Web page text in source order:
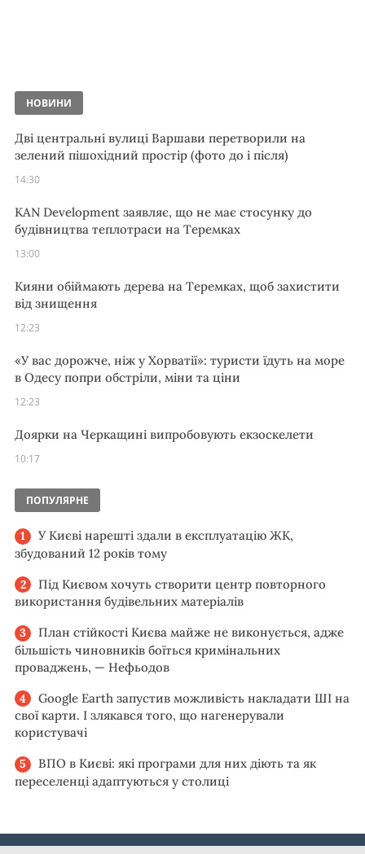
НОВИНИ
Дві центральні вулиці Варшави перетворили на
зелений пішохідний простір (фото до і після)
14:30
KAN Development заявляє, що не має стосунку до
будівництва теплотраси на Теремках
13:00
Кияни обіймають дерева на Теремках, щоб захистити
від знищення
12:23
«У вас дорожче, ніж у Хорватії»: туристи їдуть на море
в Одесу попри обстріли, міни та ціни
12:23
Доярки на Черкащині випробовують екзоскелети
10:17
ПОПУЛЯРНЕ
У Києві нарешті здали в експлуатацію ЖК,
збудований 12 років тому
Під Києвом хочуть створити центр повторного
використання будівельних матеріалів
План стійкості Києва майже не виконується, адже
більшість чиновників боїться кримінальних
проваджень, — Нефьодов
Google Earth запустив можливість накладати ШІ на
свої карти. І злякався того, що нагенерували
користувачі
ВПО в Києві: які програми для них діють та як
переселенці адаптуються у столиці